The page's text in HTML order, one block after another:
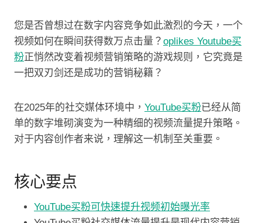
您是否曾想过在数字内容竞争如此激烈的今天，一个
视频如何在瞬间获得数万点击量？ oplikes Youtube买
粉正悄然改变着视频营销策略的游戏规则，它究竟是
一把双刃剑还是成功的营销秘籍？
在2025年的社交媒体环境中， YouTube买粉已经从简
单的数字堆砌演变为一种精细的视频流量提升策略。
对于内容创作者来说，理解这一机制至关重要。
核心要点
YouTube买粉可快速提升视频初始曝光率